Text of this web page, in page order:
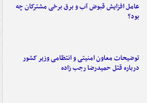
عامل افزایش قبوض آب و برق برخی مشترکان چه
بود؟
توضیحات معاون امنیتی و انتظامی وزیر کشور
درباره قتل حمیدرضا رجب زاده